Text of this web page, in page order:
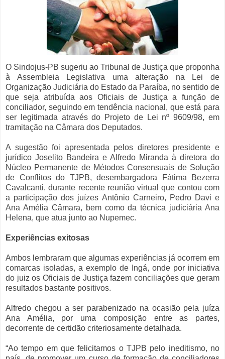
O Sindojus-PB sugeriu ao Tribunal de Justiça que proponha
à Assembleia Legislativa uma alteração na Lei de
Organização Judiciária do Estado da Paraíba, no sentido de
que seja atribuída aos Oficiais de Justiça a função de
conciliador, seguindo em tendência nacional, que está para
ser legitimada através do Projeto de Lei nº 9609/98, em
tramitação na Câmara dos Deputados.
A sugestão foi apresentada pelos diretores presidente e
jurídico Joselito Bandeira e Alfredo Miranda à diretora do
Núcleo Permanente de Métodos Consensuais de Solução
de Conflitos do TJPB, desembargadora Fátima Bezerra
Cavalcanti, durante recente reunião virtual que contou com
a participação dos juízes Antônio Carneiro, Pedro Davi e
Ana Amélia Câmara, bem como da técnica judiciária Ana
Helena, que atua junto ao Nupemec.
Experiências exitosas
Ambos lembraram que algumas experiências já ocorrem em
comarcas isoladas, a exemplo de Ingá, onde por iniciativa
do juiz os Oficiais de Justiça fazem conciliações que geram
resultados bastante positivos.
Alfredo chegou a ser parabenizado na ocasião pela juíza
Ana Amélia, por uma composição entre as partes,
decorrente de certidão criteriosamente detalhada.
“Ao tempo em que felicitamos o TJPB pelo ineditismo, no